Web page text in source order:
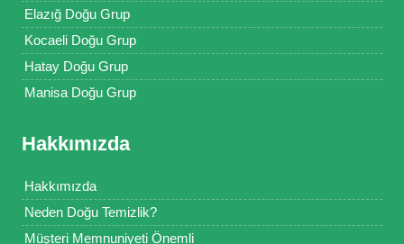
Elazığ Doğu Grup
Kocaeli Doğu Grup
Hatay Doğu Grup
Manisa Doğu Grup
Hakkımızda
Hakkımızda
Neden Doğu Temizlik?
Müşteri Memnuniyeti Önemli